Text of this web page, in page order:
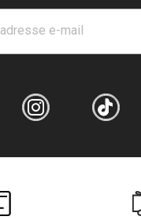
e-mail